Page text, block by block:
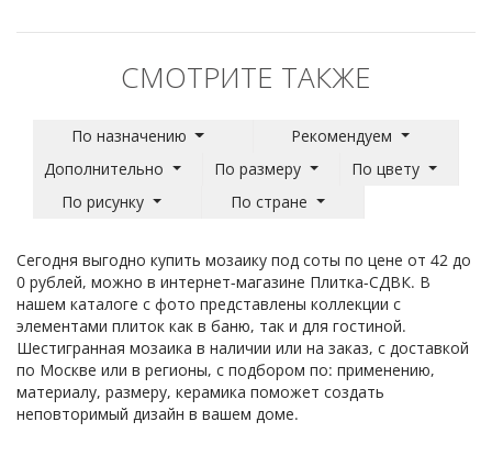
СМОТРИТЕ ТАКЖЕ
По назначению
Рекомендуем
Дополнительно
По размеру
По цвету
По рисунку
По стране
Сегодня выгодно купить мозаику под соты по цене от 42 до
0 рублей, можно в интернет-магазине Плитка-СДВК. В
нашем каталоге с фото представлены коллекции с
элементами плиток как в баню, так и для гостиной.
Шестигранная мозаика в наличии или на заказ, с доставкой
по Москве или в регионы, с подбором по: применению,
материалу, размеру, керамика поможет создать
неповторимый дизайн в вашем доме.